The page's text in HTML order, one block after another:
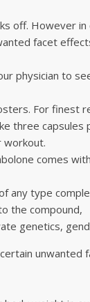
off. However in
facet
physician to
For finest
three capsules
workout.
comes
any type
the compound,
genetics,
unwanted